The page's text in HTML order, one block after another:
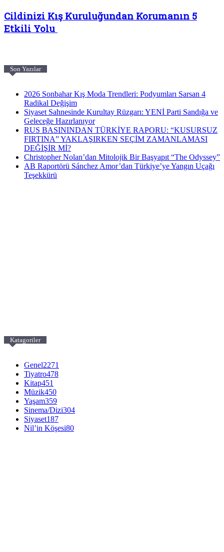
Cildinizi Kış Kuruluğundan Korumanın 5
Etkili Yolu
Son Yazılar
2026 Sonbahar Kış Moda Trendleri: Podyumları Sarsan 4
Radikal Değişim
Siyaset Sahnesinde Kurultay Rüzgarı: YENİ Parti Sandığa ve
Geleceğe Hazırlanıyor
RUS BASININDAN TÜRKİYE RAPORU: “KUSURSUZ
FIRTINA” YAKLAŞIRKEN SEÇİM ZAMANLAMASI
DEĞİŞİR Mİ?
Christopher Nolan’dan Mitolojik Bir Başyapıt “The Odyssey”
AB Raportörü Sánchez Amor’dan Türkiye’ye Yangın Uçağı
Teşekkürü
Katagoriler
Genel2271
Tiyatro478
Kitap451
Müzik450
Yaşam359
Sinema/Dizi304
Siyaset187
Nil’in Köşesi80